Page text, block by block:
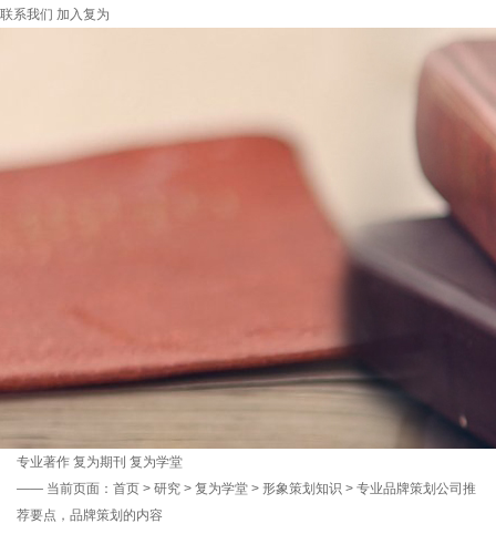
联系我们 加入复为
专业著作 复为期刊 复为学堂
—— 当前页面： 首页 > 研究 > 复为学堂 > 形象策划知识 > 专业品牌策划公司推
荐要点，品牌策划的内容